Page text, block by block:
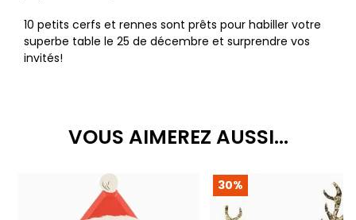
10 petits cerfs et rennes sont prêts pour habiller votre
superbe table le 25 de décembre et surprendre vos
invités!
VOUS AIMEREZ AUSSI...
30%